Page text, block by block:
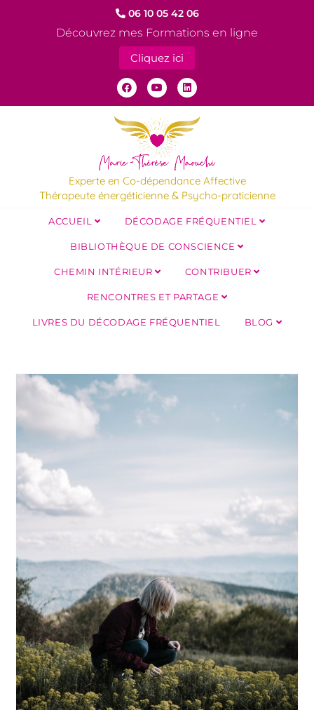
06 10 05 42 06
Découvrez mes Formations en ligne
Cliquez ici
Experte en Co-dépendance Affective
Thérapeute énergéticienne & Psycho-praticienne
ACCUEIL DÉCODAGE FRÉQUENTIEL
BIBLIOTHÈQUE DE CONSCIENCE
CHEMIN INTÉRIEUR CONTRIBUER
RENCONTRES ET PARTAGE
LIVRES DU DÉCODAGE FRÉQUENTIEL BLOG